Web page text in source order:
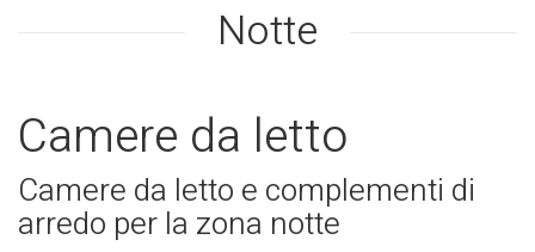
Notte
Camere da letto
Camere da letto e complementi di
arredo per la zona notte